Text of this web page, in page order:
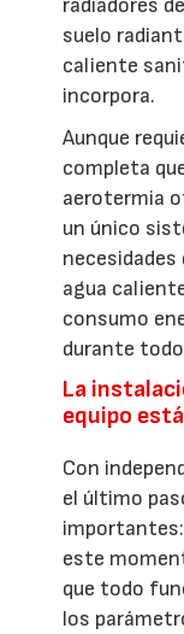
suelo
caliente
incorpora.
Aunque
completa
aerotermia
un único
agua
consumo
durante
La
equipo
Con
el último
importantes:
este
que todo
los